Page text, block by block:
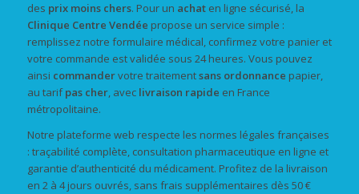
des prix moins chers. Pour un achaten ligne sécurisé, la
Clinique Centre Vendée propose un service simple :
remplissez notre formulaire médical, confirmez votre panier et
votre commande est validée sous 24 heures. Vous pouvez
ainsi commandervotre traitementsans ordonnance papier,
au tarifpas cher, avec livraison rapide en France
métropolitaine.
Notre plateforme web respecte les normes légales françaises
: traçabilité complète, consultation pharmaceutique en ligne et
garantie d’authenticité du médicament. Profitez de la livraison
en 2 à 4 jours ouvrés, sans frais supplémentaires dès 50 €